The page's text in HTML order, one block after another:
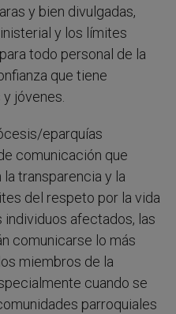
y bien divulgadas,
y los límites
todo personal de la
que tiene
jóvenes.
eparquías
comunicación que
transparencia y la
del respeto por la vida
afectados, las
comunicarse lo más
miembros de la
cuando se
parroquiales